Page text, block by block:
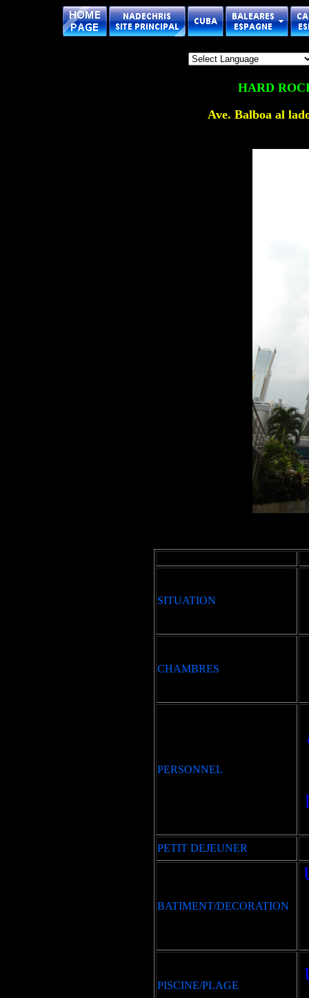
HARD
Ave. Balboa al
SITUATION
CHAMBRES
PERSONNEL
PETIT DEJEUNER
BATIMENT/DECORATION
PISCINE/PLAGE